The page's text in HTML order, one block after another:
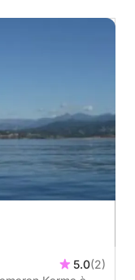
5.0(2)